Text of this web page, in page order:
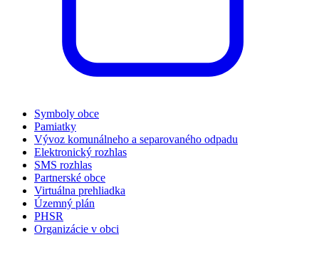
Symboly obce
Pamiatky
Vývoz komunálneho a separovaného odpadu
Elektronický rozhlas
SMS rozhlas
Partnerské obce
Virtuálna prehliadka
Územný plán
PHSR
Organizácie v obci